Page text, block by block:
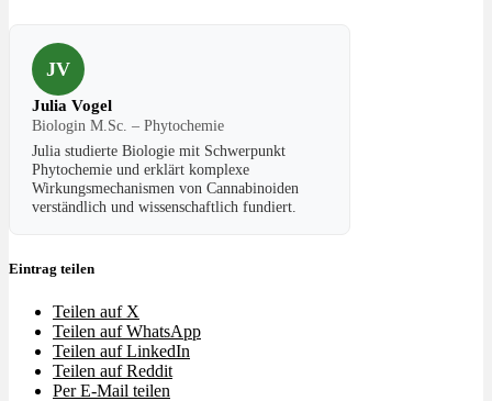
JV
Julia Vogel
Biologin M.Sc. – Phytochemie
Julia studierte Biologie mit Schwerpunkt
Phytochemie und erklärt komplexe
Wirkungsmechanismen von Cannabinoiden
verständlich und wissenschaftlich fundiert.
Eintrag teilen
Teilen auf X
Teilen auf WhatsApp
Teilen auf LinkedIn
Teilen auf Reddit
Per E-Mail teilen